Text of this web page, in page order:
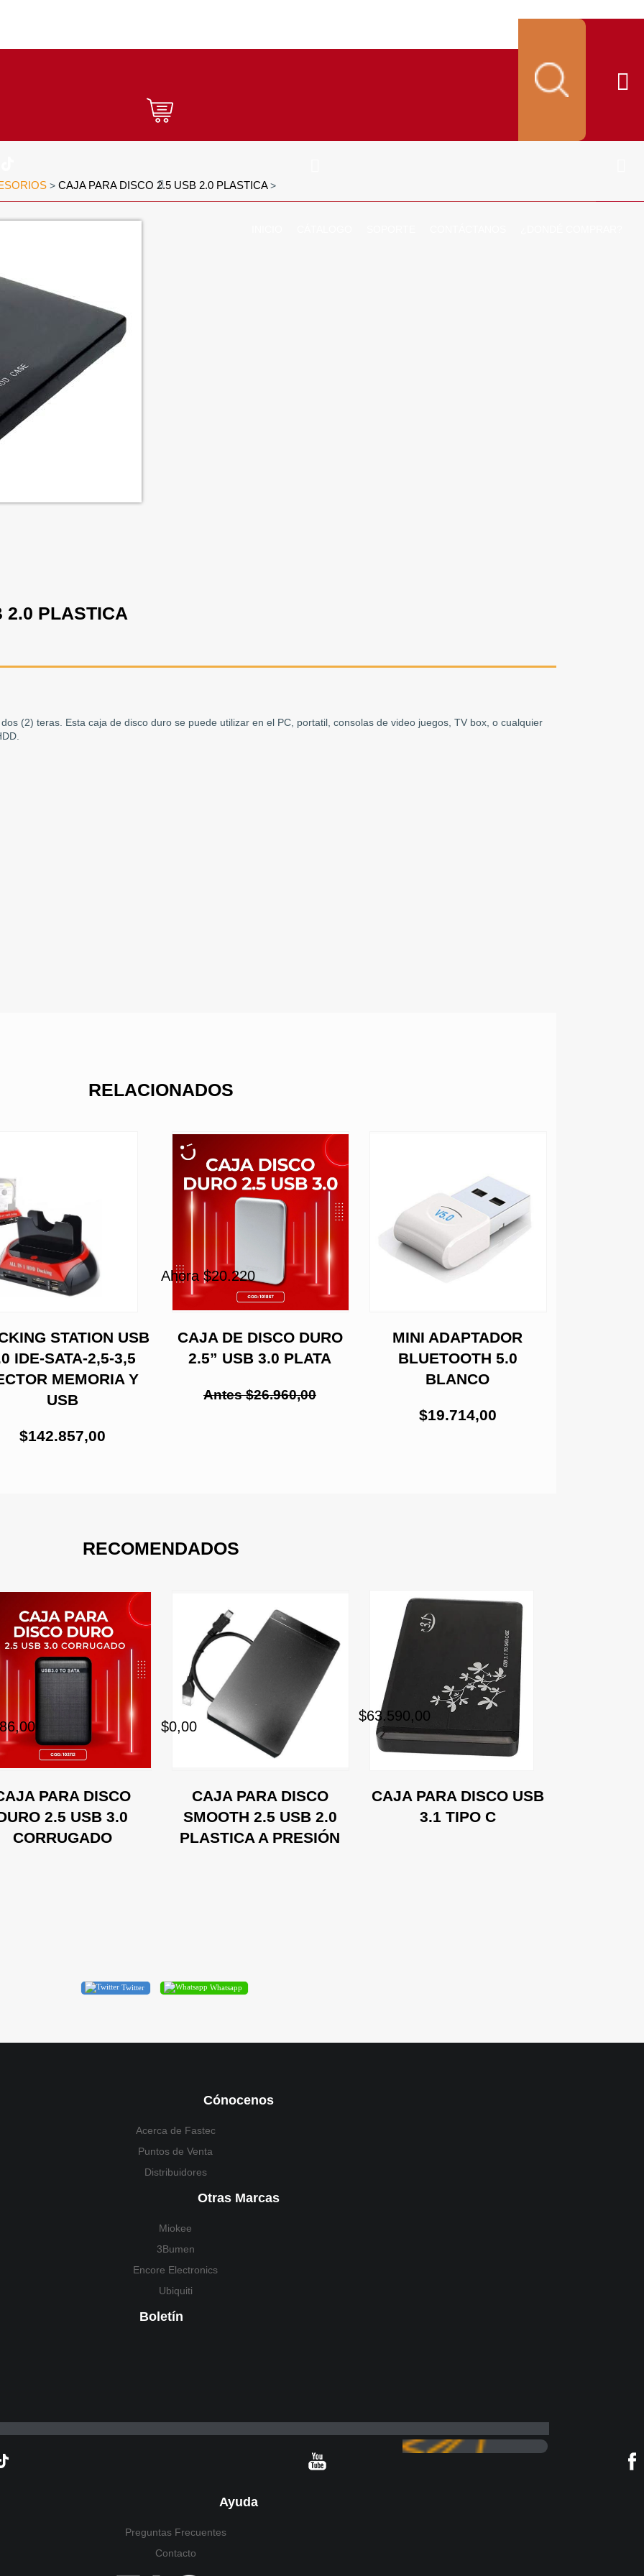
> CAJA PARA DISCO 2.5 USB 2.0 PLASTICA>
2.0 PLASTICA
(2) teras. Esta caja de disco duro se puede utilizar en el PC, portatil, consolas de video juegos, TV box, o cualquier
RELACIONADOS
STATION USB
IDE-SATA-2,5-3,5
MEMORIA Y
USB
$142.857,00
CAJA DE DISCO DURO
2.5” USB 3.0 PLATA
Antes $26.960,00
Ahora $20.220
MINI ADAPTADOR
BLUETOOTH 5.0
BLANCO
$19.714,00
RECOMENDADOS
PARA DISCO
2.5 USB 3.0
CORRUGADO
CAJA PARA DISCO
SMOOTH 2.5 USB 2.0
PLASTICA A PRESIÓN
$0,00
CAJA PARA DISCO USB
3.1 TIPO C
$63.590,00
Twitter Whatsapp
Cónocenos
Acerca de Fastec
Puntos de Venta
Distribuidores
Otras Marcas
Miokee
3Bumen
Encore Electronics
Ubiquiti
Boletín
Ayuda
Preguntas Frecuentes
Contacto